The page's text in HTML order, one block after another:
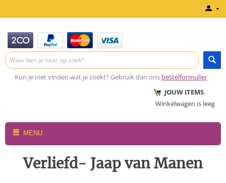
Kun je niet vinden wat je zoekt? Gebruik dan ons bestelformulier
JOUW ITEMS
Winkelwagen is leeg
MENU
Verliefd- Jaap van Manen